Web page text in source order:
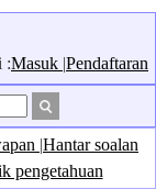
:Masuk |Pendaftaran
|Hantar soalan
pengetahuan